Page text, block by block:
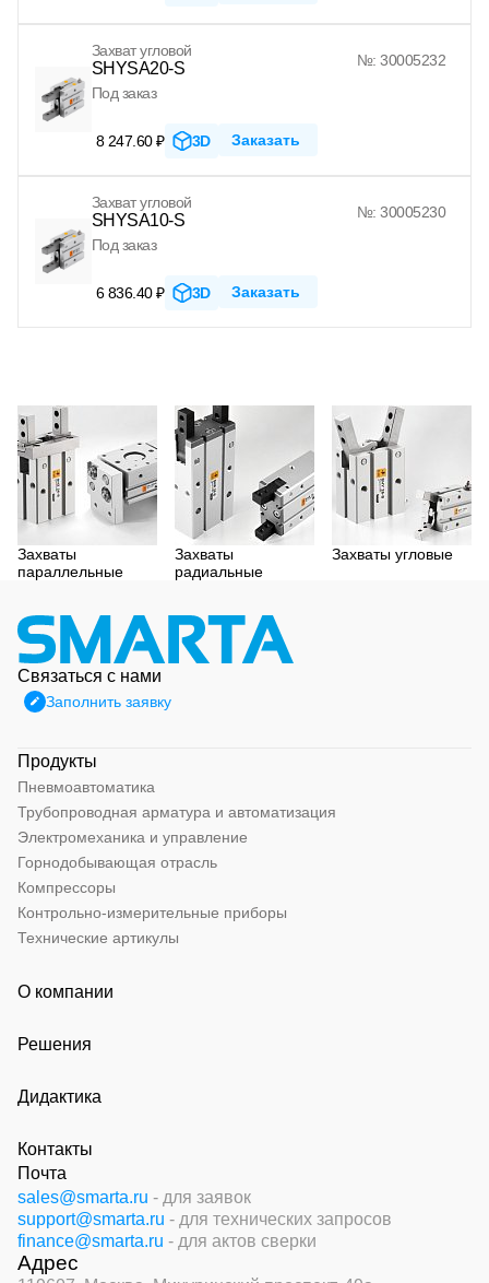
Захват угловой
SHYSA20-S
№: 30005232
Под заказ
8 247.60 ₽ 3D Заказать
Захват угловой
SHYSA10-S
№: 30005230
Под заказ
6 836.40 ₽ 3D Заказать
Захваты
параллельные
Захваты
радиальные
Захваты угловые
Связаться с нами
Заполнить заявку
Продукты
Пневмоавтоматика
Трубопроводная арматура и автоматизация
Электромеханика и управление
Горнодобывающая отрасль
Компрессоры
Контрольно-измерительные приборы
Технические артикулы
О компании
Решения
Дидактика
Контакты
Почта
sales@smarta.ru - для заявок
support@smarta.ru - для технических запросов
finance@smarta.ru - для актов сверки
Адрес